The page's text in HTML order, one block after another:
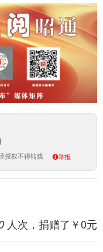
授权不得转载 举报
人次，捐赠了￥0元